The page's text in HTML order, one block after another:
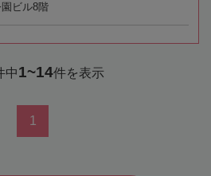
ビル8階
中1~14件を表示
1